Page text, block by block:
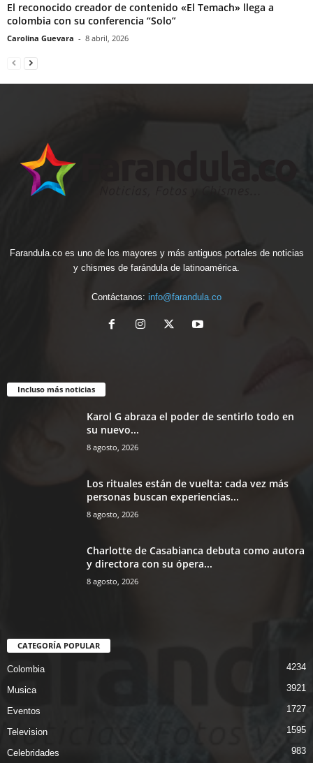
El reconocido creador de contenido «El Temach» llega a
colombia con su conferencia “Solo”
Carolina Guevara - 8 abril, 2026
Farandula.co es uno de los mayores y más antiguos portales de noticias
y chismes de farándula de latinoamérica.
Contáctanos: info@farandula.co
Incluso más noticias
Karol G abraza el poder de sentirlo todo en
su nuevo...
8 agosto, 2026
Los rituales están de vuelta: cada vez más
personas buscan experiencias...
8 agosto, 2026
Charlotte de Casabianca debuta como autora
y directora con su ópera...
8 agosto, 2026
CATEGORÍA POPULAR
Colombia 4234
Musica 3921
Eventos 1727
Television 1595
Celebridades 983